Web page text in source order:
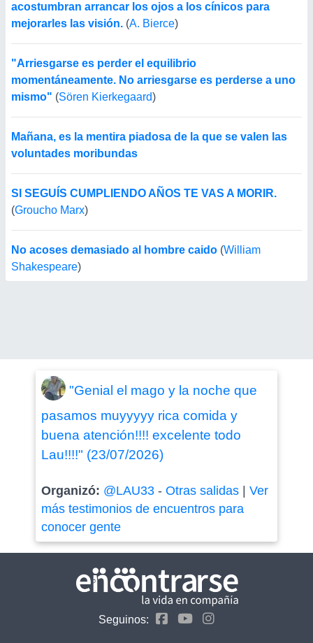
acostumbran arrancar los ojos a los cínicos para
mejorarles las visión. (A. Bierce)
"Arriesgarse es perder el equilibrio
momentáneamente. No arriesgarse es perderse a uno
mismo" (Sören Kierkegaard)
Mañana, es la mentira piadosa de la que se valen las
voluntades moribundas
SI SEGUÍS CUMPLIENDO AÑOS TE VAS A MORIR.
(Groucho Marx)
No acoses demasiado al hombre caido (William
Shakespeare)
"Genial el mago y la noche que
pasamos muyyyyy rica comida y
buena atención!!!! excelente todo
Lau!!!!" (23/07/2026)
Organizó: @LAU33- Otras salidas| Ver
más testimonios de encuentros para
conocer gente
Seguinos: